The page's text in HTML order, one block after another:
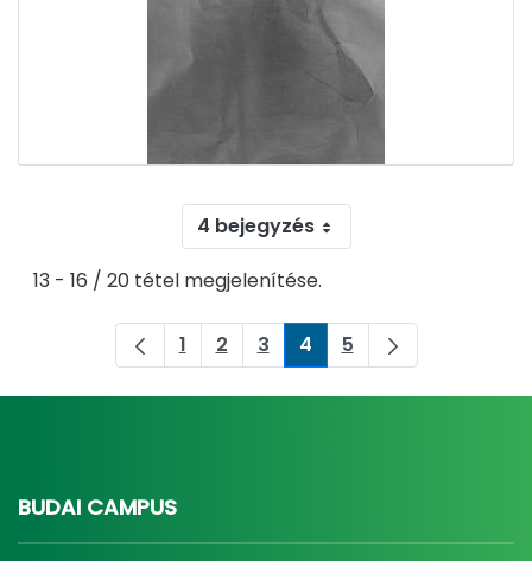
4 bejegyzés
13 - 16 / 20 tétel megjelenítése.
Oldal
1 Oldal
2 Oldal
3 Oldal
4 Oldal
5
BUDAI CAMPUS